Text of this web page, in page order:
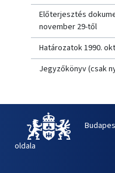
Előterjesztés
november 29-től
Határozatok 1990.
Jegyzőkönyv (csak
oldala